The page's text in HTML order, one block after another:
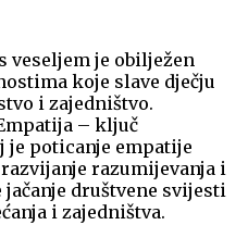
veseljem je obilježen
koje slave dječju
i zajedništvo.
– ključ
je poticanje empatije
razumijevanja i
jačanje društvene svijesti
i zajedništva.